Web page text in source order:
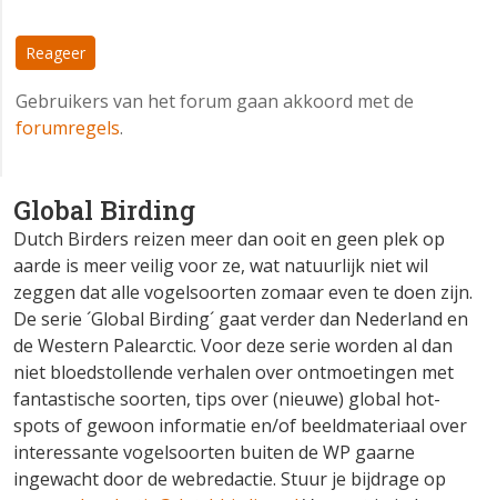
Global Birding
Dutch Birders reizen meer dan ooit en geen plek op
aarde is meer veilig voor ze, wat natuurlijk niet wil
zeggen dat alle vogelsoorten zomaar even te doen zijn.
De serie ´Global Birding´ gaat verder dan Nederland en
de Western Palearctic. Voor deze serie worden al dan
niet bloedstollende verhalen over ontmoetingen met
fantastische soorten, tips over (nieuwe) global hot-
spots of gewoon informatie en/of beeldmateriaal over
interessante vogelsoorten buiten de WP gaarne
ingewacht door de webredactie. Stuur je bijdrage op
Reageer
Gebruikers van het forum gaan akkoord met de
forumregels.